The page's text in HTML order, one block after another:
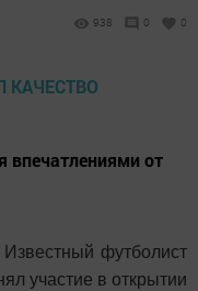
938 0 0
впечатлениями от
футболист
участие в открытии